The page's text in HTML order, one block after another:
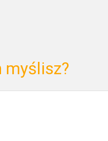
myślisz?